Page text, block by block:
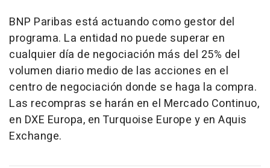
BNP Paribas está actuando como gestor del
programa. La entidad no puede superar en
cualquier día de negociación más del 25% del
volumen diario medio de las acciones en el
centro de negociación donde se haga la compra.
Las recompras se harán en el Mercado Continuo,
en DXE Europa, en Turquoise Europe y en Aquis
Exchange.